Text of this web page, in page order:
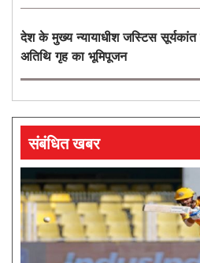
देश के मुख्य न्यायाधीश जस्टिस सूर्यकांत
अतिथि गृह का भूमिपूजन
संबंधित खबर